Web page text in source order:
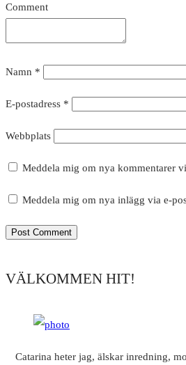
Comment
Namn *
E-postadress *
Webbplats
Meddela mig om nya kommentarer
Meddela mig om nya inlägg via e-
VÄLKOMMEN HIT!
Catarina heter jag, älskar inredning,